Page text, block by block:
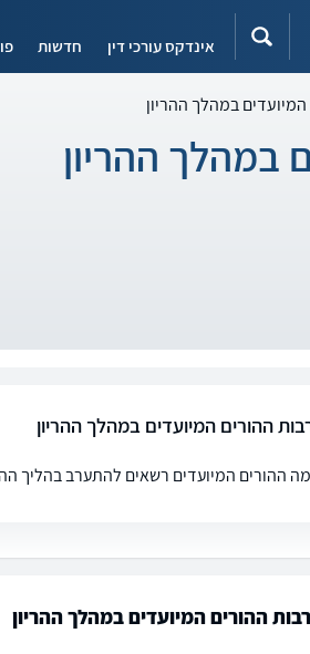
אינדקס עורכי דין חדשות
במהלך ההריון
במהלך ההריון
ההורים המיועדים במהלך ההריון
ההורים המיועדים רשאים להתערב בהליך
ההורים המיועדים במהלך ההריון